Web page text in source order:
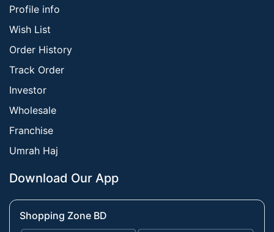
Profile info
Wish List
Order History
Track Order
Investor
Wholesale
Franchise
Umrah Haj
Download Our App
Shopping Zone BD